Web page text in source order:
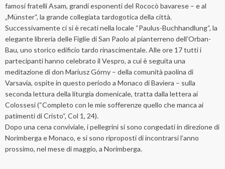
famosi fratelli Asam, grandi esponenti del Rococò bavarese – e al
„Münster“, la grande collegiata tardogotica della città.
Successivamente ci si è recati nella locale “Paulus-Buchhandlung“, la
elegante libreria delle Figlie di San Paolo al pianterreno dell’Orban-
Bau, uno storico edificio tardo rinascimentale. Alle ore 17 tutti i
partecipanti hanno celebrato il Vespro, a cui è seguita una
meditazione di don Mariusz Górny – della comunità paolina di
Varsavia, ospite in questo periodo a Monaco di Baviera – sulla
seconda lettura della liturgia domenicale, tratta dalla lettera ai
Colossesi (“Completo con le mie sofferenze quello che manca ai
patimenti di Cristo“, Col 1, 24).
Dopo una cena conviviale, i pellegrini si sono congedati in direzione di
Norimberga e Monaco, e si sono riproposti di incontrarsi l’anno
prossimo, nel mese di maggio, a Norimberga.